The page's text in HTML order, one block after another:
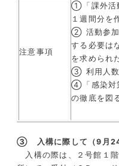
注意事項
①「課外活
１週間分を
② 活動参加
する必要は
を求められ
③ 利用人数
④「感染対
の徹底を図
③ 入構に際して（9月24
入構の際は、２号館１